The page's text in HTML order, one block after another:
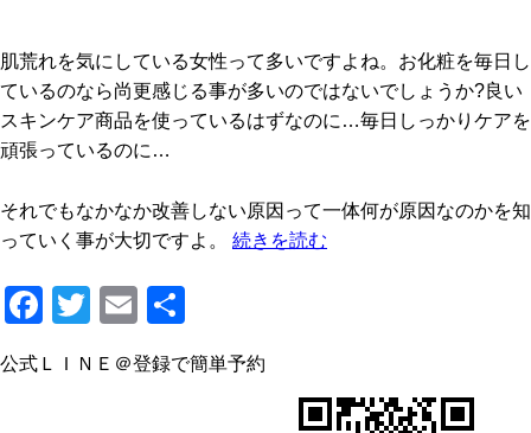
肌荒れを気にしている女性って多いですよね。お化粧を毎日し
ているのなら尚更感じる事が多いのではないでしょうか?良い
スキンケア商品を使っているはずなのに…毎日しっかりケアを
頑張っているのに…
それでもなかなか改善しない原因って一体何が原因なのかを知
っていく事が大切ですよ。 続きを読む
F
c
T
tt
E
ail
公式ＬＩＮＥ＠登録で簡単予約